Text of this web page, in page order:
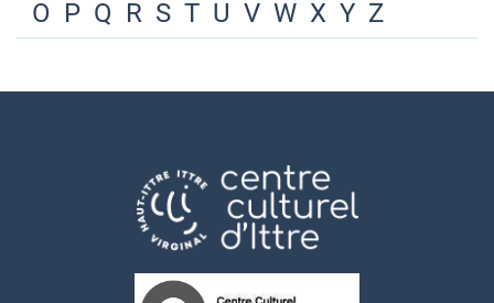
O P Q R S T U V W X Y Z